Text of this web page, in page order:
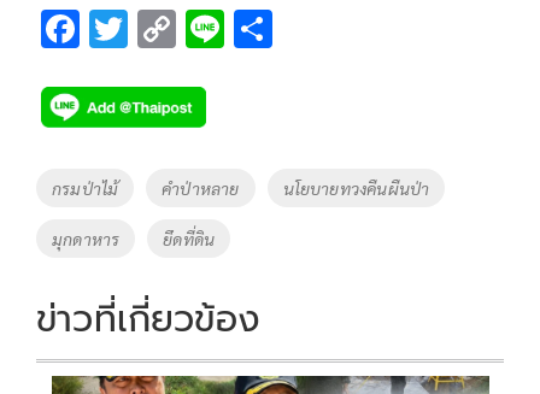
F
e
b
o
k
T
tt
er
C
p
y
Li
n
k
Li
Tags
กรมป่าไม้ คำป่าหลาย นโยบายทวงคืนผืนป่า
มุกดาหาร ยึดที่ดิน
ข่าวที่เกี่ยวข้อง